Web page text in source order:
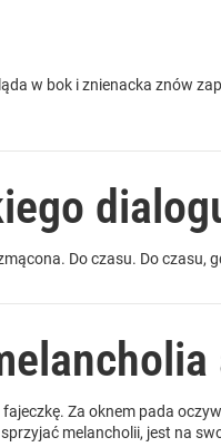
w bok i znienacka znów
Do czasu. Do
Za oknem pada
melancholii, jest na